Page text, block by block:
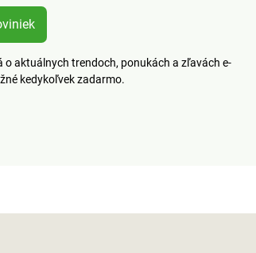
aktuálnych trendoch, ponukách a zľavách e-
kedykoľvek zadarmo.